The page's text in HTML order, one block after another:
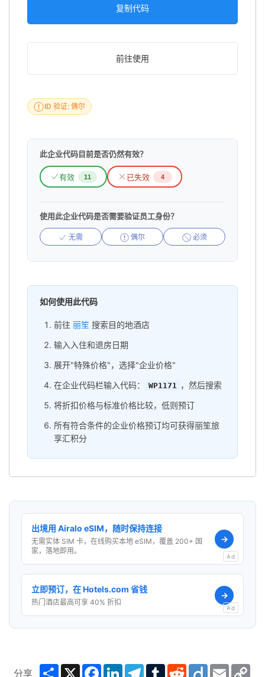
复制代码
前往使用
ID 验证: 偶尔
此企业代码目前是否仍然有效？
有效 11 已失效 4
使用此企业代码是否需要验证员工身份？
无需 偶尔 必须
如何使用此代码
前往 丽笙 搜索目的地酒店
输入入住和退房日期
展开"特殊价格"，选择"企业价格"
在企业代码栏输入代码：
WP1171 ，然后搜索
将折扣价格与标准价格比较，低则预订
所有符合条件的企业价格预订均可获得丽笙旅
享汇积分
出境用 Airalo eSIM，随时保持连接
无需实体 SIM 卡，在线购买本地 eSIM，覆盖 200+ 国
家，落地即用。
→
Ad
立即预订，在 Hotels.com 省钱
热门酒店最高可享 40% 折扣
→
Ad
分享 ShareX Facebook
LinkedInTelegram
TumblrRedditDiigo Email